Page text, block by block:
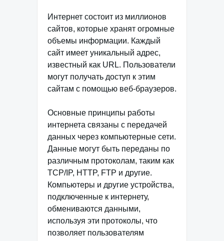
Интернет состоит из миллионов
сайтов, которые хранят огромные
объемы информации. Каждый
сайт имеет уникальный адрес,
известный как URL. Пользователи
могут получать доступ к этим
сайтам с помощью веб-браузеров.
Основные принципы работы
интернета связаны с передачей
данных через компьютерные сети.
Данные могут быть переданы по
различным протоколам, таким как
TCP/IP, HTTP, FTP и другие.
Компьютеры и другие устройства,
подключенные к интернету,
обмениваются данными,
используя эти протоколы, что
позволяет пользователям